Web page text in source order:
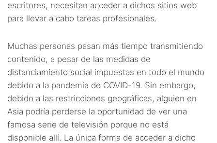
escritores, necesitan acceder a dichos sitios web
para llevar a cabo tareas profesionales.
Muchas personas pasan más tiempo transmitiendo
contenido, a pesar de las medidas de
distanciamiento social impuestas en todo el mundo
debido a la pandemia de COVID-19. Sin embargo,
debido a las restricciones geográficas, alguien en
Asia podría perderse la oportunidad de ver una
famosa serie de televisión porque no está
disponible allí. La única forma de acceder a dicho